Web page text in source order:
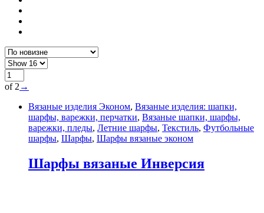
of 2 →
Вязаные изделия Эконом, Вязаные изделия: шапки,
шарфы, варежки, перчатки, Вязаные шапки, шарфы,
варежки, пледы, Летние шарфы, Текстиль, Футбольные
шарфы, Шарфы, Шарфы вязаные эконом
Шарфы вязаные Инверсия